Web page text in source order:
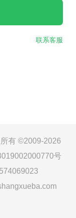
联系客服
有 ©2009-2026
号